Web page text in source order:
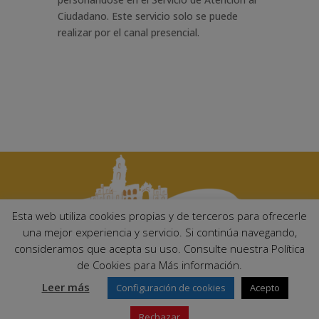
Ciudadano. Este servicio solo se puede
realizar por el canal presencial.
Ayuntamiento de Palma del Río. Plaza Mayor de Andalucía, 1 C.P:
14700 – Palma del Río (Córdoba)
Email:
ayuntamiento@palmadelrio.es
Teléfono: 957 71 02 44 | Fax: 957 64 47 39
Esta web utiliza cookies propias y de terceros para ofrecerle
una mejor experiencia y servicio. Si continúa navegando,
consideramos que acepta su uso. Consulte nuestra Política
de Cookies para Más información.
Leer más
Configuración de cookies Acepto